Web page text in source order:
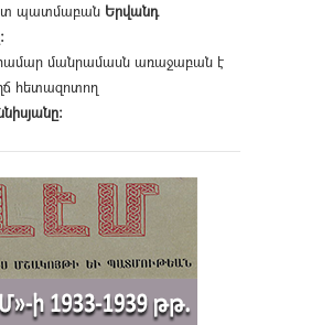
պատմաբան Երվանդ
մանրամասն առաջաբան է
հետազոտող